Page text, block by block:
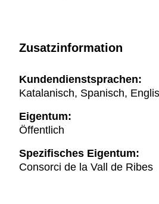
Zusatzinformation
Kundendienstsprachen:
Katalanisch, Spanisch,
Eigentum:
Öffentlich
Spezifisches Eigentum:
Consorci de la Vall de Ribes